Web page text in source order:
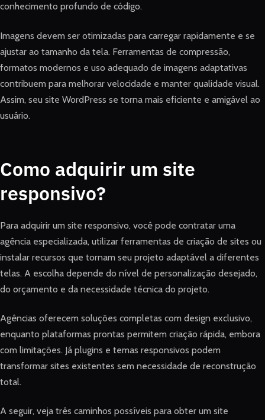
conhecimento profundo de código.
Imagens devem ser otimizadas para carregar rapidamente e se
ajustar ao tamanho da tela. Ferramentas de compressão,
formatos modernos e uso adequado de imagens adaptativas
contribuem para melhorar velocidade e manter qualidade visual.
Assim, seu site WordPress se torna mais eficiente e amigável ao
usuário.
Como adquirir um site
responsivo?
Para adquirir um site responsivo, você pode contratar uma
agência especializada, utilizar ferramentas de criação de sites ou
instalar recursos que tornam seu projeto adaptável a diferentes
telas. A escolha depende do nível de personalização desejado,
do orçamento e da necessidade técnica do projeto.
Agências oferecem soluções completas com design exclusivo,
enquanto plataformas prontas permitem criação rápida, embora
com limitações. Já plugins e temas responsivos podem
transformar sites existentes sem necessidade de reconstrução
total.
A seguir, veja três caminhos possíveis para obter um site